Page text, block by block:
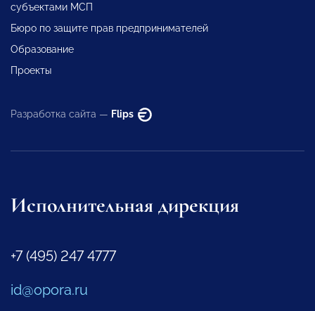
субъектами МСП
Бюро по защите прав предпринимателей
Образование
Проекты
Разработка сайта — Flips
Исполнительная дирекция
+7 (495) 247 4777
id@opora.ru